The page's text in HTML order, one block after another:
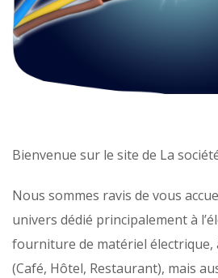
Bienvenue sur le site de La société
Nous sommes ravis de vous
univers dédié principalement à
fourniture de matériel électrique,
(Café, Hôtel, Restaurant), mais